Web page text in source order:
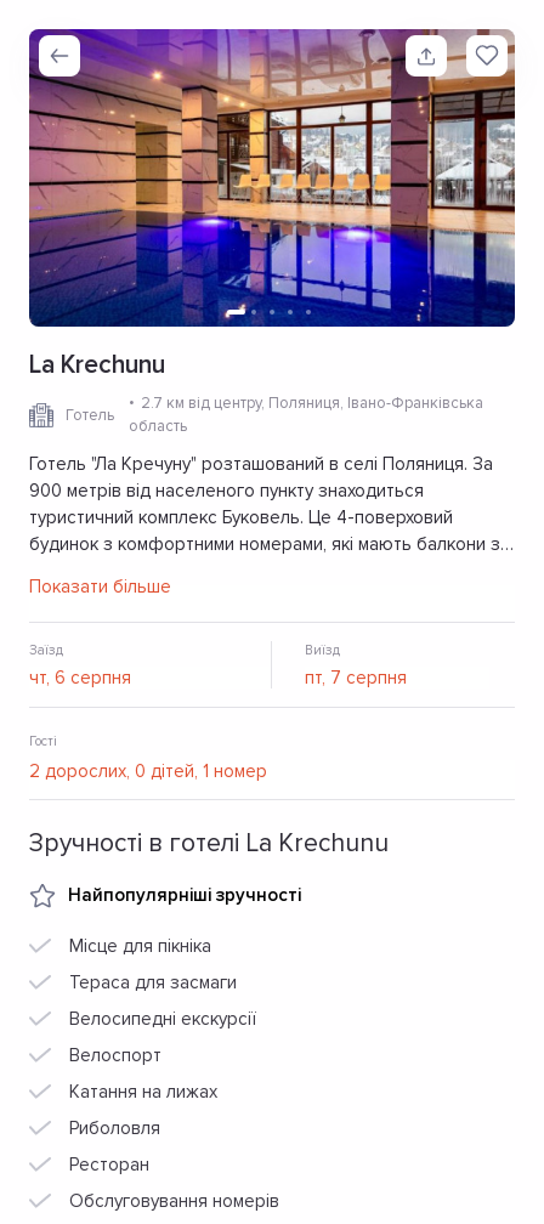
La Кrechunu
Готель
2.7 км від центру, Поляниця, Івано-Франківська
область
Готель "Ла Кречуну" розташований в селі Поляниця. За
900 метрів від населеного пункту знаходиться
туристичний комплекс Буковель. Це 4-поверховий
будинок з комфортними номерами, які мають балкони з
власна парковка, більярд, лазня, басейн, ресторан, бар.
Показати більше
Заїзд Виїзд
Гості
Зручності в готелі La Кrechunu
Найпопулярніші зручності
Місце для пікніка
Тераса для засмаги
Велосипедні екскурсії
Велоспорт
Катання на лижах
Риболовля
Ресторан
Обслуговування номерів